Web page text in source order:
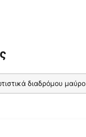
διαδρόμου μαύρο